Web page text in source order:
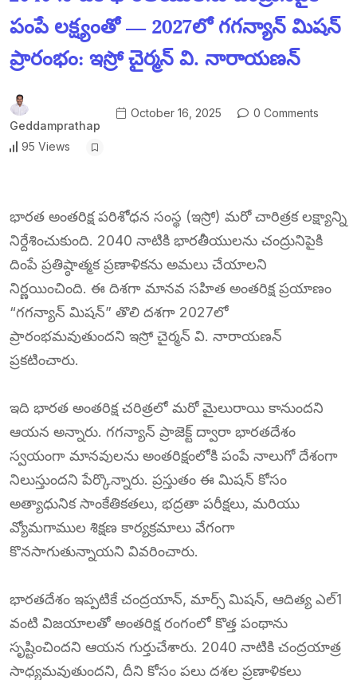
పంపే లక్ష్యంతో — 2027లో గగన్యాన్ మిషన్
ప్రారంభం: ఇస్రో చైర్మన్ వి. నారాయణన్
Geddamprathap
October 16, 2025 0 Comments
95 Views
భారత అంతరిక్ష పరిశోధన సంస్థ (ఇస్రో) మరో చారిత్రక లక్ష్యాన్ని
నిర్దేశించుకుంది. 2040 నాటికి భారతీయులను చంద్రునిపైకి
దింపే ప్రతిష్ఠాత్మక ప్రణాళికను అమలు చేయాలని
నిర్ణయించింది. ఈ దిశగా మానవ సహిత అంతరిక్ష ప్రయాణం
“గగన్యాన్ మిషన్” తొలి దశగా 2027లో
ప్రారంభమవుతుందని ఇస్రో చైర్మన్ వి. నారాయణన్
ప్రకటించారు.
ఇది భారత అంతరిక్ష చరిత్రలో మరో మైలురాయి కానుందని
ఆయన అన్నారు. గగన్యాన్ ప్రాజెక్ట్ ద్వారా భారతదేశం
స్వయంగా మానవులను అంతరిక్షంలోకి పంపే నాలుగో దేశంగా
నిలుస్తుందని పేర్కొన్నారు. ప్రస్తుతం ఈ మిషన్ కోసం
అత్యాధునిక సాంకేతికతలు, భద్రతా పరీక్షలు, మరియు
వ్యోమగాముల శిక్షణ కార్యక్రమాలు వేగంగా
కొనసాగుతున్నాయని వివరించారు.
భారతదేశం ఇప్పటికే చంద్రయాన్, మార్స్ మిషన్, ఆదిత్య ఎల్1
వంటి విజయాలతో అంతరిక్ష రంగంలో కొత్త పంథాను
సృష్టించిందని ఆయన గుర్తుచేశారు. 2040 నాటికి చంద్రయాత్ర
సాధ్యమవుతుందని, దీని కోసం పలు దశల ప్రణాళికలు